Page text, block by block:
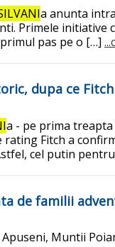
a anunta
Primele
pas pe o […]
dupa ce
a - pe prima
rating Fitch a
cel putin
de familii
Muntii